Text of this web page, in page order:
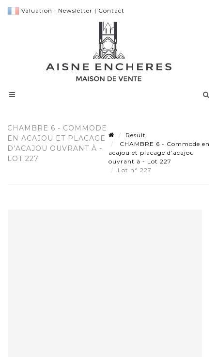
Valuation | Newsletter | Contact
CHAMBRE 6 - COMMODE
EN ACAJOU ET PLACAGE
D’ACAJOU OUVRANT À -
LOT 227
Result
CHAMBRE 6 - Commode en
acajou et placage d’acajou
ouvrant à - Lot 227
Lot n° 227